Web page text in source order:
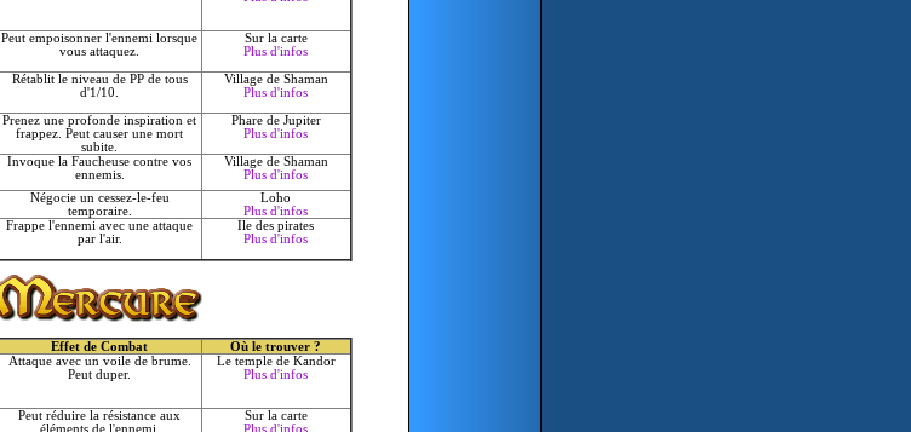
Peut empoisonner l'ennemi lorsque
vous attaquez.
Sur la carte
Plus d'infos
Rétablit le niveau de PP de tous
d'1/10.
Village de Shaman
Plus d'infos
Prenez une profonde inspiration et
frappez. Peut causer une mort
subite.
Phare de Jupiter
Plus d'infos
Invoque la Faucheuse contre vos
ennemis.
Village de Shaman
Plus d'infos
Négocie un cessez-le-feu
temporaire.
Loho
Plus d'infos
Frappe l'ennemi avec une attaque
par l'air.
Ile des pirates
Plus d'infos
Effet de Combat
Où le trouver ?
Attaque avec un voile de brume.
Peut duper.
Le temple de Kandor
Plus d'infos
Peut réduire la résistance aux
éléments de l'ennemi.
Sur la carte
Plus d'infos